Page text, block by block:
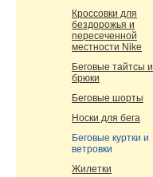
Кроссовки для
бездорожья и
пересеченной
местности Nike
Беговые тайтсы и
брюки
Беговые шорты
Носки для бега
Беговые куртки и
ветровки
Жилетки